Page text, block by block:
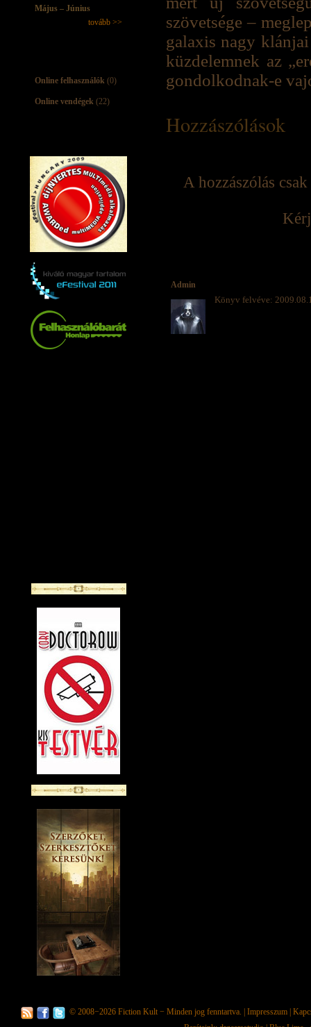
Május – Június
tovább >>
Online felhasználók (0)
Online vendégek (22)
szövetsége –
galaxis nagy
küzdelemnek az
gondolkodnak-e
Hozzászólások
A hozzászólás
Admin
Könyv felvéve:
© 2008−2026 Fiction Kult − Minden jog fenntartva. | Impresszum